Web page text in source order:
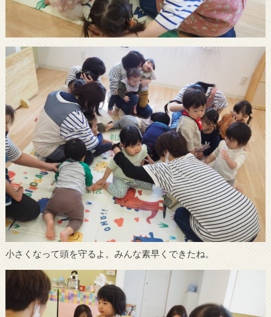
小さくなって頭を守るよ。みんな素早くできたね。